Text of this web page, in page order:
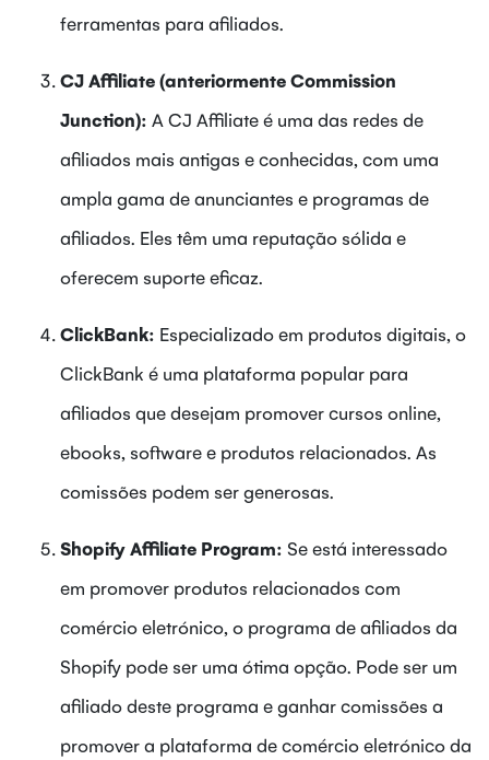
ferramentas para afiliados.
CJ Affiliate (anteriormente Commission
Junction): A CJ Affiliate é uma das redes de
afiliados mais antigas e conhecidas, com uma
ampla gama de anunciantes e programas de
afiliados. Eles têm uma reputação sólida e
oferecem suporte eficaz.
ClickBank: Especializado em produtos digitais, o
ClickBank é uma plataforma popular para
afiliados que desejam promover cursos online,
ebooks, software e produtos relacionados. As
comissões podem ser generosas.
Shopify Affiliate Program: Se está interessado
em promover produtos relacionados com
comércio eletrónico, o programa de afiliados da
Shopify pode ser uma ótima opção. Pode ser um
afiliado deste programa e ganhar comissões a
promover a plataforma de comércio eletrónico da